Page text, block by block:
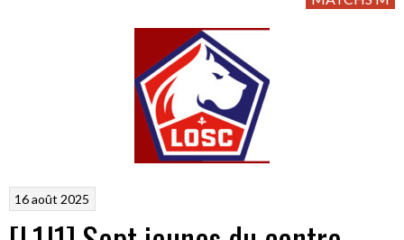
16 août 2025